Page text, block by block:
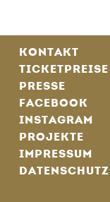
KONTAKT
TICKETPREISE
PRESSE
FACEBOOK
INSTAGRAM
PROJEKTE
IMPRESSUM
DATENSCHUTZ